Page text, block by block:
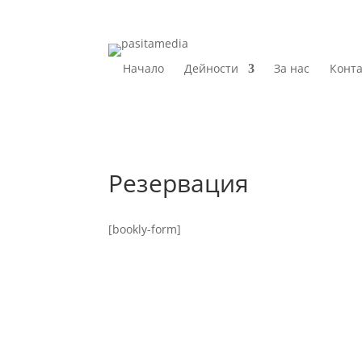
Начало Дейности За нас
Резервация
[bookly-form]